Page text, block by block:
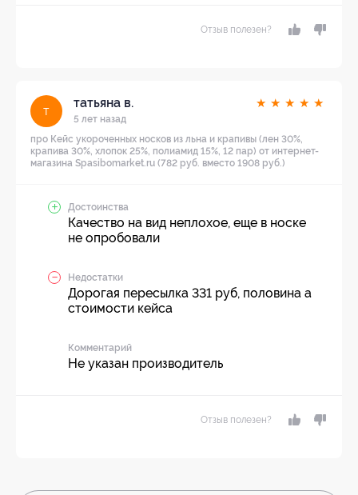
Отзыв полезен?
т
татьяна в.
5 лет назад
★ ★ ★ ★ ★
про Кейс укороченных носков из льна и крапивы (лен 30%,
крапива 30%, хлопок 25%, полиамид 15%, 12 пар) от интернет-
магазина Spasibomarket.ru (782 руб. вместо 1908 руб.)
Достоинства
Качество на вид неплохое, еще в носке
не опробовали
Недостатки
Дорогая пересылка 331 руб, половина а
стоимости кейса
Комментарий
Не указан производитель
Отзыв полезен?